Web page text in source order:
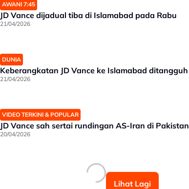
AWANI 7:45
JD Vance dijadual tiba di Islamabad pada Rabu
21/04/2026
DUNIA
Keberangkatan JD Vance ke Islamabad ditangguh
21/04/2026
VIDEO TERKINI & POPULAR
JD Vance sah sertai rundingan AS-Iran di Pakistan
20/04/2026
Lihat Lagi